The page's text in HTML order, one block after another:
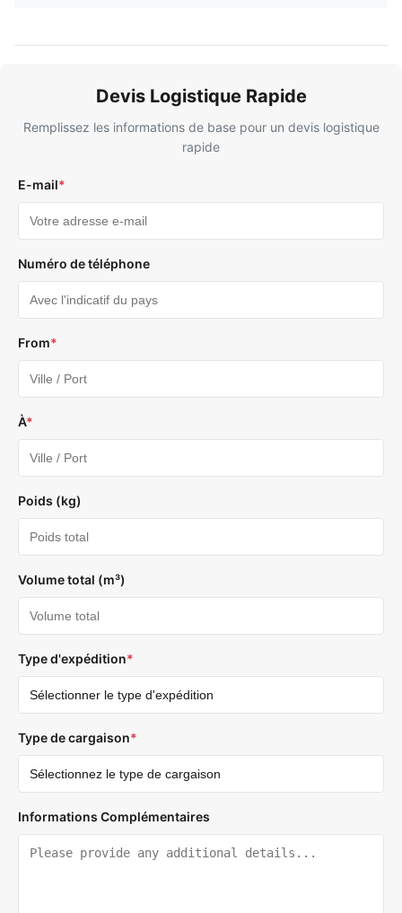
Devis Logistique Rapide
Remplissez les informations de base pour un devis logistique
rapide
E-mail*
Numéro de téléphone
From*
À*
Poids (kg)
Volume total (m³)
Type d'expédition*
Type de cargaison*
Informations Complémentaires